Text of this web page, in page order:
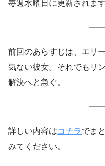
毎週水曜日に更新されます
前回のあらすじは、エリ
気ない彼女。それでもリ
解決へと急ぐ。
詳しい内容はコチラでま
みてください。